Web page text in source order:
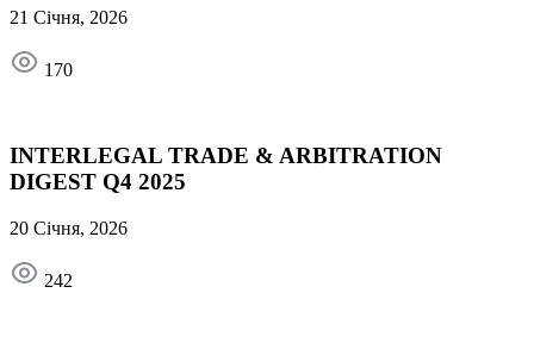
21 Січня, 2026
170
INTERLEGAL TRADE & ARBITRATION
DIGEST Q4 2025
20 Січня, 2026
242